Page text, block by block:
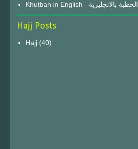
Khutbah in English - الخطبة بالانجليزية
Hajj Posts
Hajj (40)